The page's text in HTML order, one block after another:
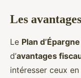
Les
Le Plan
d’avantages
intéresser ceux